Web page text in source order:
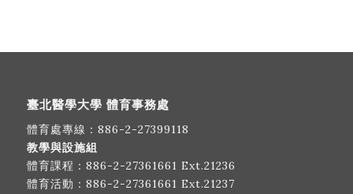
臺北醫學大學 體育事務處
體育處專線： 886-2-27399118
教學與設施組
體育課程： 886-2-27361661 Ext.21236
體育活動： 886-2-27361661 Ext.21237